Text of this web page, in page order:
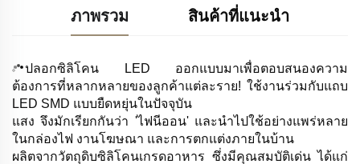
ภาพรวม สินค้าที่แนะนำ
ปลอกซิลิโคน LED ออกแบบมาเพื่อตอบสนองความ
ต้องการที่หลากหลายของลูกค้าแต่ละราย! ใช้งานร่วมกับแถบ
LED SMD แบบยืดหยุ่นในปัจจุบัน
แสง จึงมักเรียกกันว่า 'ไฟนีออน' และนำไปใช้อย่างแพร่หลาย
ในกล่องไฟ งานโฆษณา และการตกแต่งภายในบ้าน
ผลิตจากวัตถุดิบซิลิโคนเกรดอาหาร ซึ่งมีคุณสมบัติเด่น ได้แก่